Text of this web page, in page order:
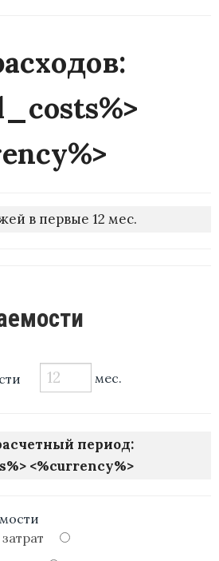
в первые 12 мес.
мес.
период:
<%currency%>